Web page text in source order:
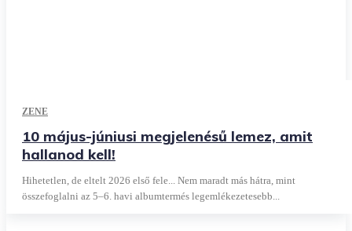
ZENE
10 május-júniusi megjelenésű lemez, amit
hallanod kell!
Hihetetlen, de eltelt 2026 első fele... Nem maradt más hátra, mint
összefoglalni az 5–6. havi albumtermés legemlékezetesebb...